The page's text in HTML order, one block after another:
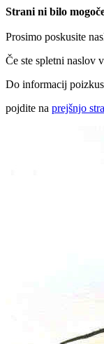
Strani ni bilo
Prosimo poskusite
Če ste spletni naslov
Do informacij
pojdite na prejšnjo